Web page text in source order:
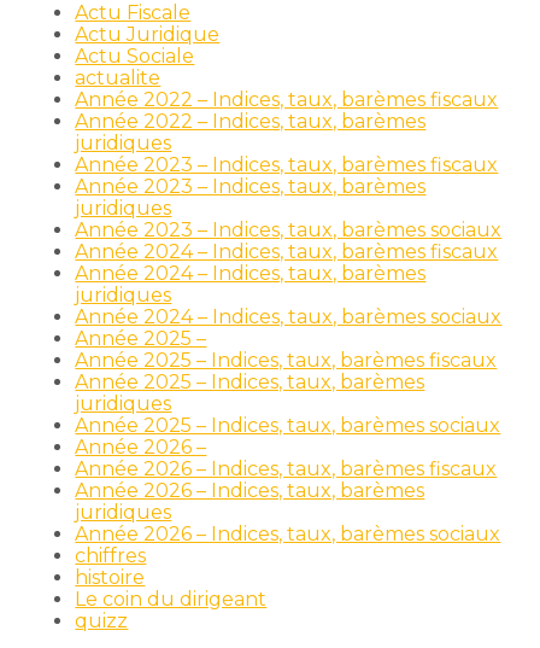
Actu Fiscale
Actu Juridique
Actu Sociale
actualite
Année 2022 – Indices, taux, barèmes fiscaux
Année 2022 – Indices, taux, barèmes
juridiques
Année 2023 – Indices, taux, barèmes fiscaux
Année 2023 – Indices, taux, barèmes
juridiques
Année 2023 – Indices, taux, barèmes sociaux
Année 2024 – Indices, taux, barèmes fiscaux
Année 2024 – Indices, taux, barèmes
juridiques
Année 2024 – Indices, taux, barèmes sociaux
Année 2025 –
Année 2025 – Indices, taux, barèmes fiscaux
Année 2025 – Indices, taux, barèmes
juridiques
Année 2025 – Indices, taux, barèmes sociaux
Année 2026 –
Année 2026 – Indices, taux, barèmes fiscaux
Année 2026 – Indices, taux, barèmes
juridiques
Année 2026 – Indices, taux, barèmes sociaux
chiffres
histoire
Le coin du dirigeant
quizz